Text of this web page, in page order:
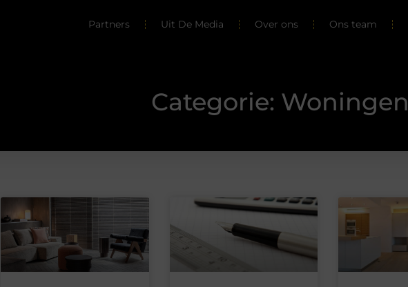
Partners Uit De Media Over ons Ons team
Categorie: Woningen